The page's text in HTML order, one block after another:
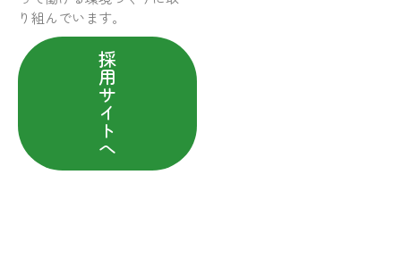
り組んでいます。
採
用
サ
イ
ト
へ